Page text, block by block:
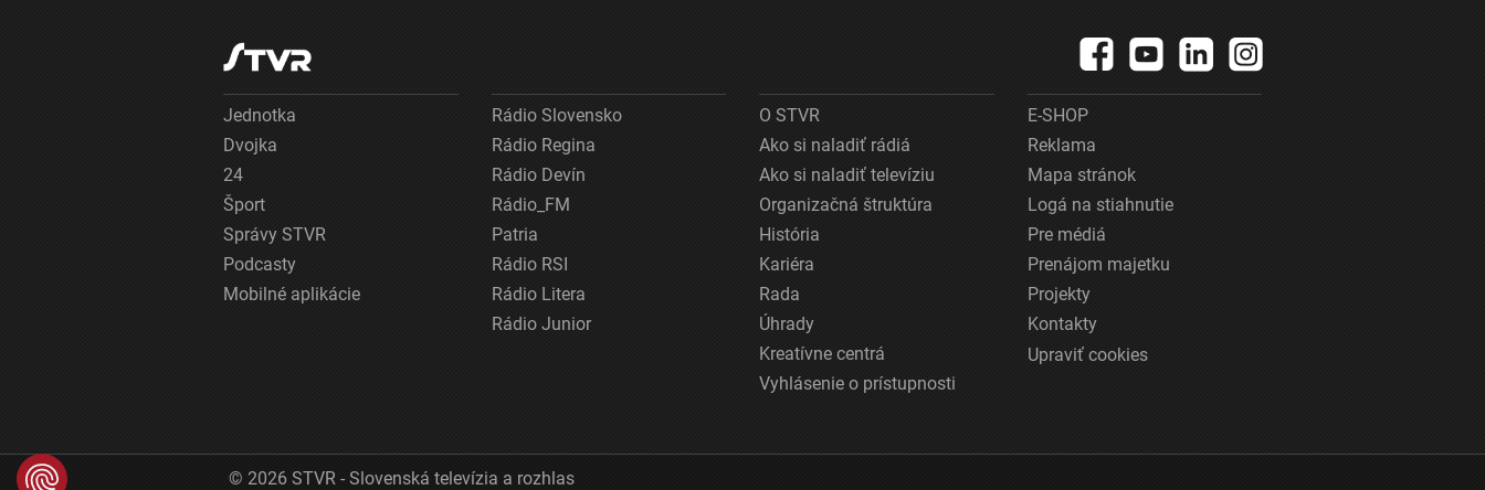
Jednotka
Dvojka
24
Šport
Správy STVR
Podcasty
Mobilné aplikácie
Rádio Slovensko
Rádio Regina
Rádio Devín
Rádio_FM
Patria
Rádio RSI
Rádio Litera
Rádio Junior
O STVR
Ako si naladiť rádiá
Ako si naladiť televíziu
Organizačná štruktúra
História
Kariéra
Rada
Úhrady
Kreatívne centrá
Vyhlásenie o prístupnosti
E-SHOP
Reklama
Mapa stránok
Logá na stiahnutie
Pre médiá
Prenájom majetku
Projekty
Kontakty
Upraviť cookies
© 2026 STVR - Slovenská televízia a rozhlas